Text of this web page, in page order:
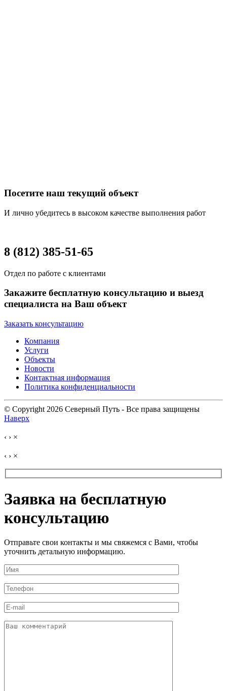
Посетите наш текущий объект
И лично убедитесь в высоком качестве выполнения работ
8 (812) 385-51-65
Отдел по работе с клиентами
Закажите бесплатную консультацию и выезд
специалиста на Ваш объект
Заказать консультацию
Компания
Услуги
Объекты
Новости
Контактная информация
Политика конфиденциальности
© Copyright 2026 Северный Путь - Все права защищены
Наверх
‹ › ×
‹ › ×
Заявка на бесплатную
консультацию
Отправьте свои контакты и мы свяжемся с Вами, чтобы
уточнить детальную информацию.